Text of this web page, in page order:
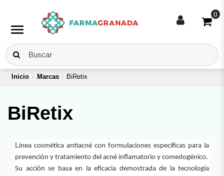
menu
0
Inicio Marcas BiRetix
BiRetix
Línea cosmética antiacné con formulaciones específicas para la
prevención y tratamiento del acné inflamatorio y comedogénico.
Su acción se basa en la eficacia demostrada de la tecnología